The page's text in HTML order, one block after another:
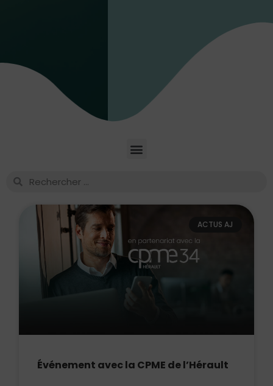
ACTUS AJ
Événement avec la CPME de l’Hérault